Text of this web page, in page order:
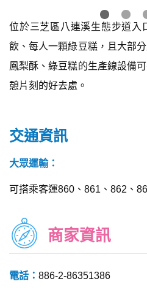
位於三芝區八連溪生態步道入
飲、每人一顆綠豆糕，且大部
鳳梨酥、綠豆糕的生產線設備
憩片刻的好去處。
交通資訊
大眾運輸：
可搭乘客運860、861、862、
商家資訊
電話： 886-2-86351386